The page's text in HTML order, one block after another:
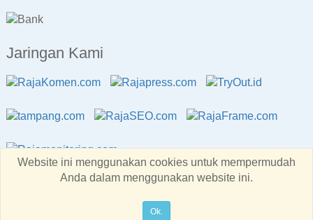
Jaringan Kami
All rights reserved
Website ini menggunakan cookies untuk mempermudah
Anda dalam menggunakan website ini.
Ok.